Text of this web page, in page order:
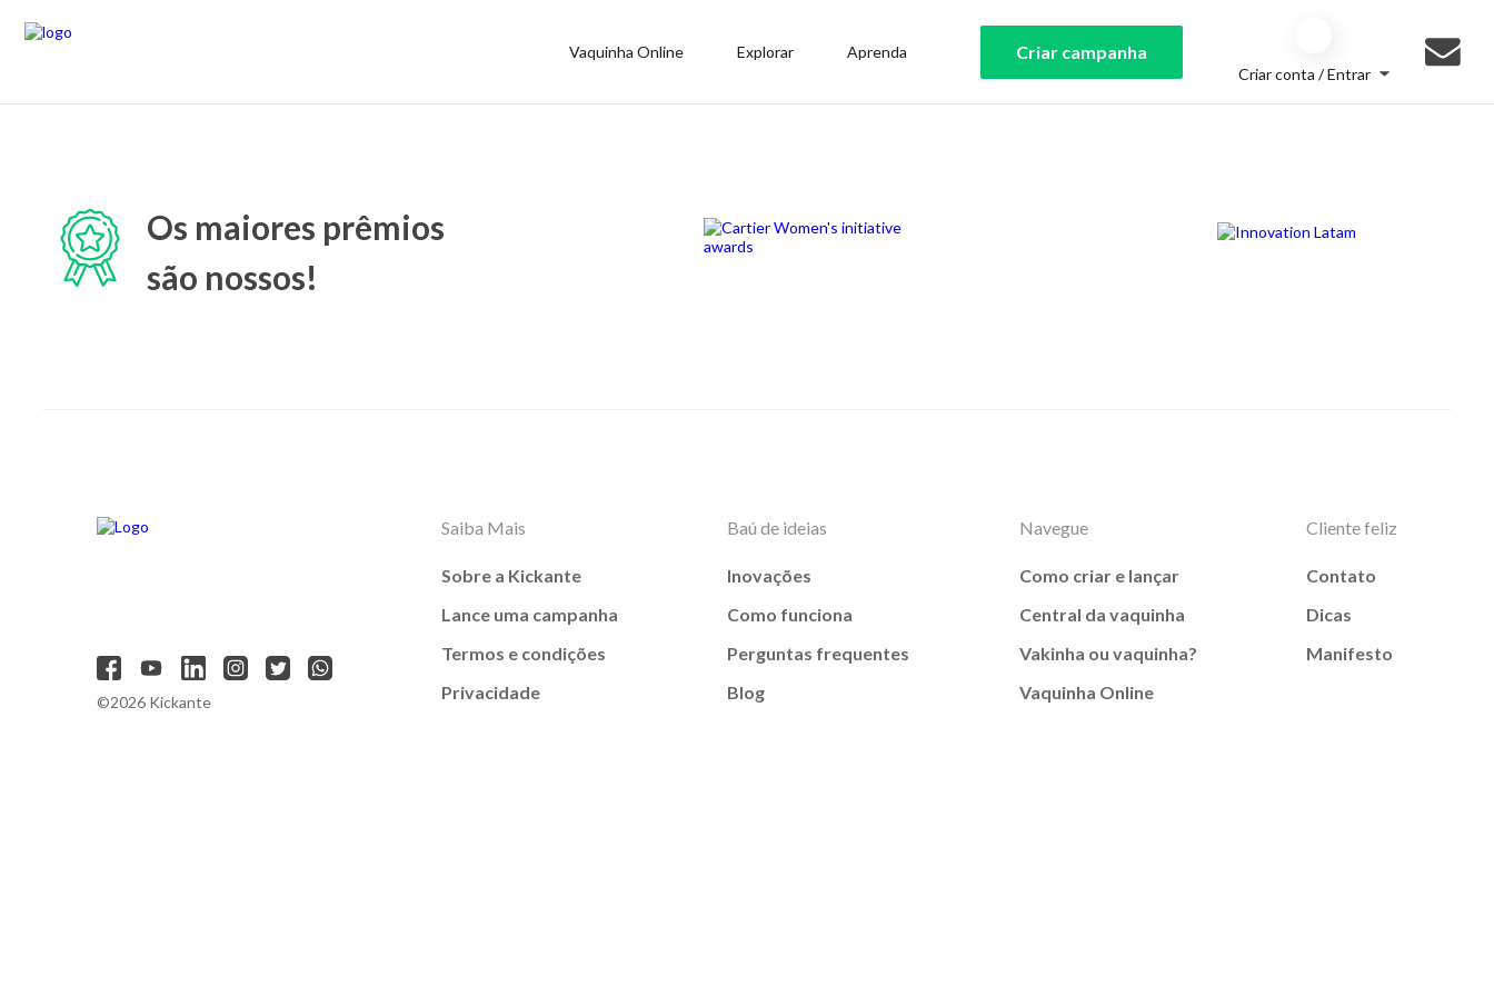
Vaquinha Online Explorar Aprenda Criar campanha
Criar conta / Entrar
Os maiores prêmios
são nossos!
©2026 Kickante
Saiba Mais
Sobre a Kickante
Lance uma campanha
Termos e condições
Privacidade
Baú de ideias
Inovações
Como funciona
Perguntas frequentes
Blog
Navegue
Como criar e lançar
Central da vaquinha
Vakinha ou vaquinha?
Vaquinha Online
Cliente feliz
Contato
Dicas
Manifesto